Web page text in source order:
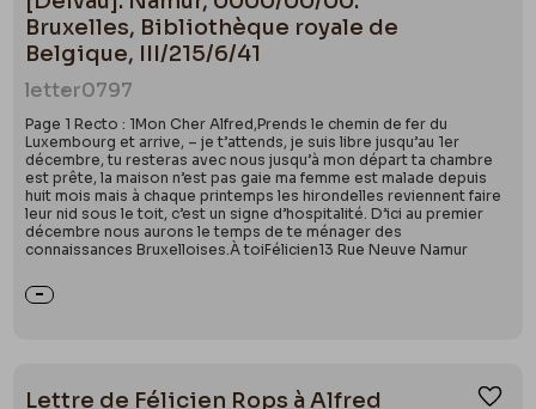
Bruxelles, Bibliothèque royale de
Belgique, III/215/6/41
letter0797
Page 1 Recto : 1Mon Cher Alfred,Prends le chemin de fer du
Luxembourg et arrive, – je t’attends, je suis libre jusqu’au 1er
décembre, tu resteras avec nous jusqu’à mon départ ta chambre
est prête, la maison n’est pas gaie ma femme est malade depuis
huit mois mais à chaque printemps les hirondelles reviennent faire
leur nid sous le toit, c’est un signe d’hospitalité. D’ici au premier
décembre nous aurons le temps de te ménager des
connaissances Bruxelloises.À toiFélicien13 Rue Neuve Namur
Lettre de Félicien Rops à Alfred